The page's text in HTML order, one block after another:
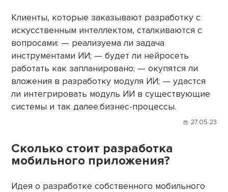
Клиенты, которые заказывают разработку с
искусственным интеллектом, сталкиваются с
вопросами: — реализуема ли задача
инструментами ИИ; — будет ли нейросеть
работать как запланировано; — окупятся ли
вложения в разработку модуля ИИ; — удастся
ли интегрировать модуль ИИ в существующие
системы и так далее.бизнес-процессы.
27.05.23
Сколько стоит разработка
мобильного приложения?
Идея о разработке собственного мобильного